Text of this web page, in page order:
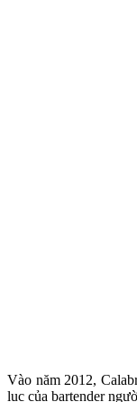
Vào năm 2012,
lục của bartender